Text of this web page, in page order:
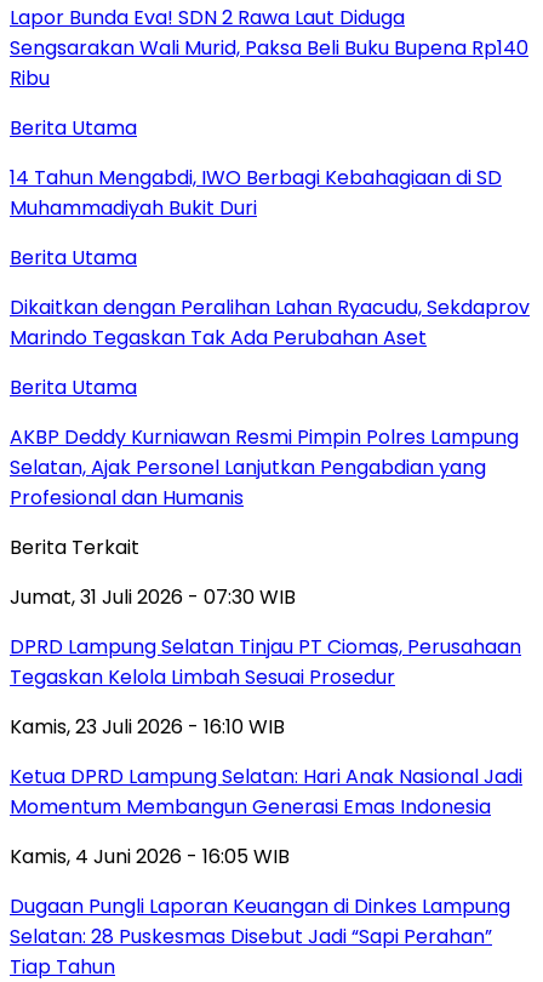
Lapor Bunda Eva! SDN 2 Rawa Laut Diduga
Sengsarakan Wali Murid, Paksa Beli Buku Bupena Rp140
Ribu
Berita Utama
14 Tahun Mengabdi, IWO Berbagi Kebahagiaan di SD
Muhammadiyah Bukit Duri
Berita Utama
Dikaitkan dengan Peralihan Lahan Ryacudu, Sekdaprov
Marindo Tegaskan Tak Ada Perubahan Aset
Berita Utama
AKBP Deddy Kurniawan Resmi Pimpin Polres Lampung
Selatan, Ajak Personel Lanjutkan Pengabdian yang
Profesional dan Humanis
Berita Terkait
Jumat, 31 Juli 2026 - 07:30 WIB
DPRD Lampung Selatan Tinjau PT Ciomas, Perusahaan
Tegaskan Kelola Limbah Sesuai Prosedur
Kamis, 23 Juli 2026 - 16:10 WIB
Ketua DPRD Lampung Selatan: Hari Anak Nasional Jadi
Momentum Membangun Generasi Emas Indonesia
Kamis, 4 Juni 2026 - 16:05 WIB
Dugaan Pungli Laporan Keuangan di Dinkes Lampung
Selatan: 28 Puskesmas Disebut Jadi “Sapi Perahan”
Tiap Tahun